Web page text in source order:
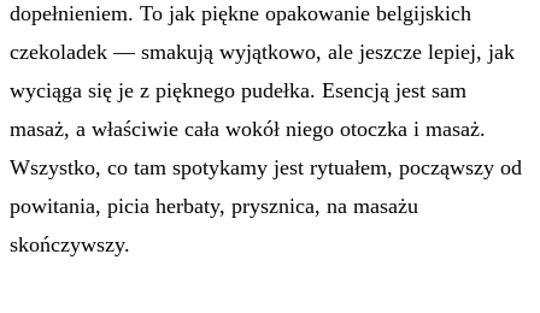
dopełnieniem. To jak piękne opakowanie belgijskich
czekoladek — smakują wyjątkowo, ale jeszcze lepiej, jak
wyciąga się je z pięknego pudełka. Esencją jest sam
masaż, a właściwie cała wokół niego otoczka i masaż.
Wszystko, co tam spotykamy jest rytuałem, począwszy od
powitania, picia herbaty, prysznica, na masażu
skończywszy.